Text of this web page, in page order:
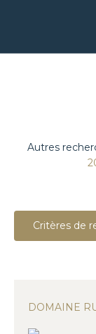
Autres
Critères de
DOMAINE